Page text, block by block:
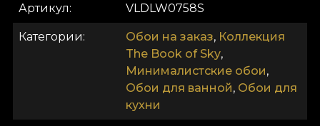
материал, очень прочный и долговечный. Мы
предлагаем три разные фактуры, чтобы вы
могли выбрать ощущение, которое принесёте
домой. Текстура Smooth — матовая, гладкая и
приятная на ощупь. Canvas создаёт эффект
большого живописного полотна. Наконец, Linen
— благородный материал, который покрывает
Артикул VLDLW0758S
Категории Обои на заказ, Коллекция
The Book of Sky,
Минималистские обои,
Обои для ванной, Обои для
кухни